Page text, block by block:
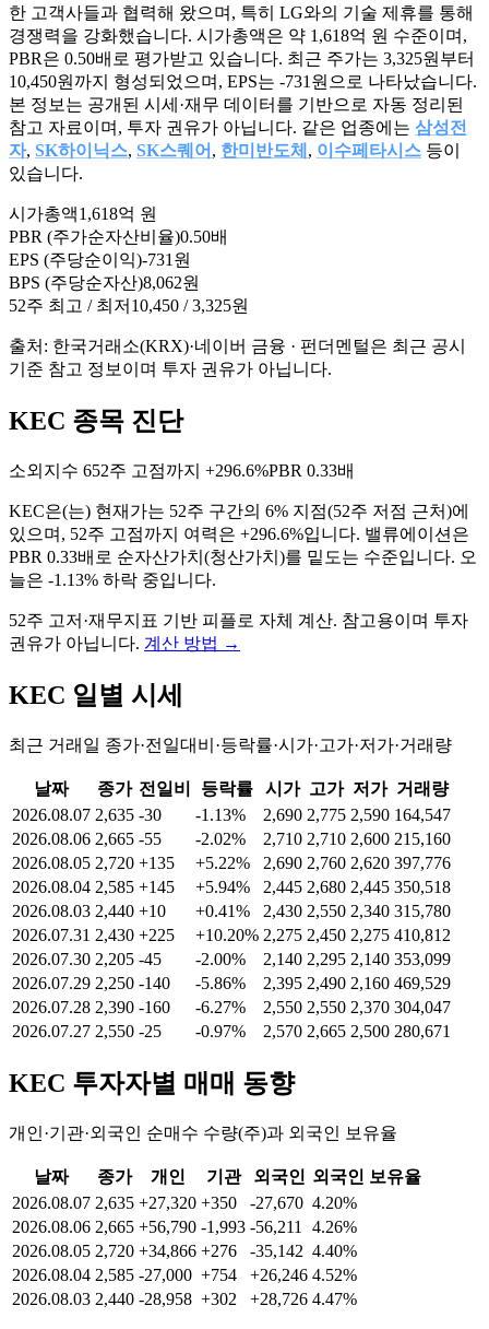
한 고객사들과 협력해 왔으며, 특히 LG와의 기술 제휴를 통해
경쟁력을 강화했습니다. 시가총액은 약 1,618억 원 수준이며,
PBR은 0.50배로 평가받고 있습니다. 최근 주가는 3,325원부터
10,450원까지 형성되었으며, EPS는 -731원으로 나타났습니다.
본 정보는 공개된 시세·재무 데이터를 기반으로 자동 정리된
참고 자료이며, 투자 권유가 아닙니다. 같은 업종에는 삼성전
자, SK하이닉스, SK스퀘어 , 한미반도체 , 이수페타시스 등이
있습니다.
시가총액1,618억 원
PBR (주가순자산비율)0.50배
EPS (주당순이익)-731원
BPS (주당순자산)8,062원
52주 최고 / 최저 10,450 / 3,325원
출처: 한국거래소(KRX)·네이버 금융 · 펀더멘털은 최근 공시
기준 참고 정보이며 투자 권유가 아닙니다.
KEC 종목 진단
소외지수 652주 고점까지 +296.6%PBR 0.33배
KEC은(는) 현재가는 52주 구간의 6% 지점(52주 저점 근처)에
있으며, 52주 고점까지 여력은 +296.6%입니다. 밸류에이션은
PBR 0.33배로 순자산가치(청산가치)를 밑도는 수준입니다. 오
늘은 -1.13% 하락 중입니다.
52주 고저·재무지표 기반 피플로 자체 계산. 참고용이며 투자
권유가 아닙니다. 계산 방법 →
KEC 일별 시세
최근 거래일 종가·전일대비·등락률·시가·고가·저가·거래량
날짜 종가 전일비 등락률 시가 고가 저가 거래량
2026.08.07 2,635 -30 -1.13% 2,690 2,775 2,590 164,547
2026.08.06 2,665 -55 -2.02% 2,710 2,710 2,600 215,160
2026.08.05 2,720 +135 +5.22% 2,690 2,760 2,620 397,776
2026.08.04 2,585 +145 +5.94% 2,445 2,680 2,445 350,518
2026.08.03 2,440 +10 +0.41% 2,430 2,550 2,340 315,780
2026.07.31 2,430 +225 +10.20% 2,275 2,450 2,275 410,812
2026.07.30 2,205 -45 -2.00% 2,140 2,295 2,140 353,099
2026.07.29 2,250 -140 -5.86% 2,395 2,490 2,160 469,529
2026.07.28 2,390 -160 -6.27% 2,550 2,550 2,370 304,047
2026.07.27 2,550 -25 -0.97% 2,570 2,665 2,500 280,671
KEC 투자자별 매매 동향
개인·기관·외국인 순매수 수량(주)과 외국인 보유율
날짜 종가 개인 기관 외국인 외국인 보유율
2026.08.07 2,635 +27,320 +350 -27,670 4.20%
2026.08.06 2,665 +56,790 -1,993 -56,211
4.26%
2026.08.05 2,720 +34,866 +276 -35,142 4.40%
2026.08.04 2,585 -27,000 +754 +26,246 4.52%
2026.08.03 2,440 -28,958 +302 +28,726 4.47%